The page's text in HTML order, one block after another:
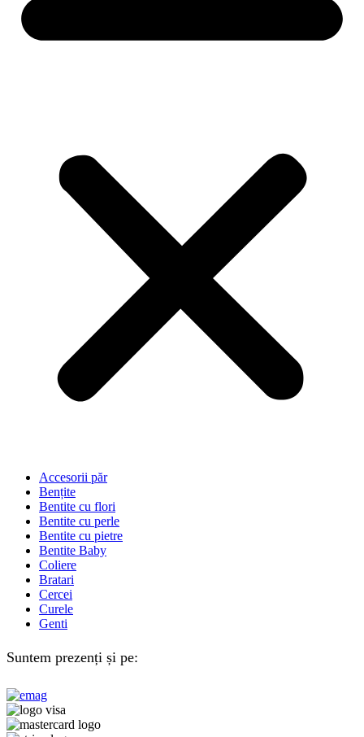
Accesorii păr
Bențite
Bentite cu flori
Bentite cu perle
Bentite cu pietre
Bentite Baby
Coliere
Bratari
Cercei
Curele
Genti
Suntem prezenți și pe: